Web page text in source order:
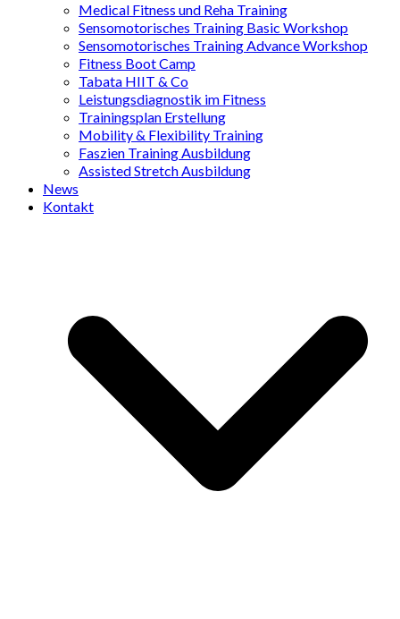
Medical Fitness und Reha Training
Sensomotorisches Training Basic Workshop
Sensomotorisches Training Advance Workshop
Fitness Boot Camp
Tabata HIIT & Co
Leistungsdiagnostik im Fitness
Trainingsplan Erstellung
Mobility & Flexibility Training
Faszien Training Ausbildung
Assisted Stretch Ausbildung
News
Kontakt